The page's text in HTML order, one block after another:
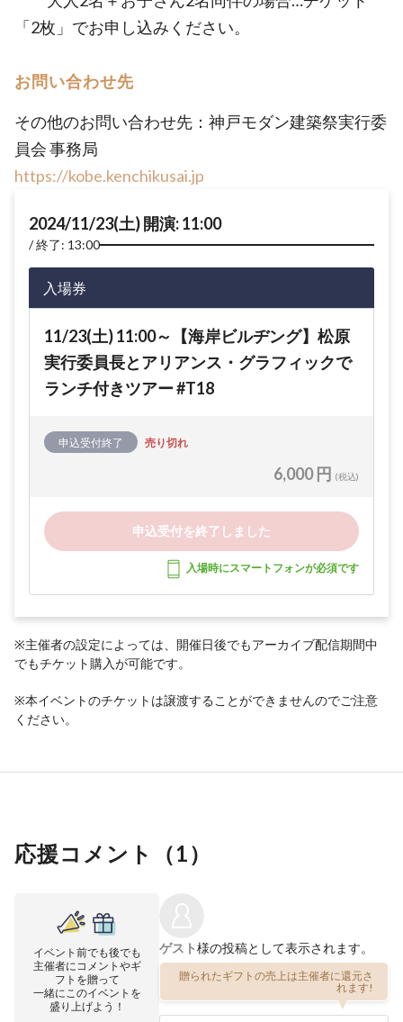
「2枚」でお申し込みください。
お問い合わせ先
その他のお問い合わせ先：神戸モダン建築祭実行委
員会 事務局
https://kobe.kenchikusai.jp
2024/11/23(土) 開演: 11:00
終了: 13:00
入場券
11/23(土) 11:00～【海岸ビルヂング】松原
実行委員長とアリアンス・グラフィックで
ランチ付きツアー #T18
申込受付終了 売り切れ
6,000 円 (税込)
申込受付を終了しました
入場時にスマートフォンが必須です
※主催者の設定によっては、開催日後でもアーカイブ配信期間中
でもチケット購入が可能です。
※本イベントのチケットは譲渡することができませんのでご注意
ください。
応援コメント（1）
イベント前でも後でも
主催者にコメントやギ
フトを贈って
一緒にこのイベントを
盛り上げよう！
ゲスト様の投稿として表示されます。
贈られたギフトの売上は主催者に還元さ
れます!